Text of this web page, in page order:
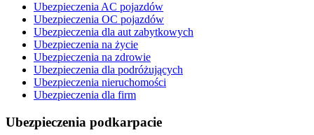
Ubezpieczenia AC pojazdów
Ubezpieczenia OC pojazdów
Ubezpieczenia dla aut zabytkowych
Ubezpieczenia na życie
Ubezpieczenia na zdrowie
Ubezpieczenia dla podróżujących
Ubezpieczenia nieruchomości
Ubezpieczenia dla firm
Ubezpieczenia podkarpacie